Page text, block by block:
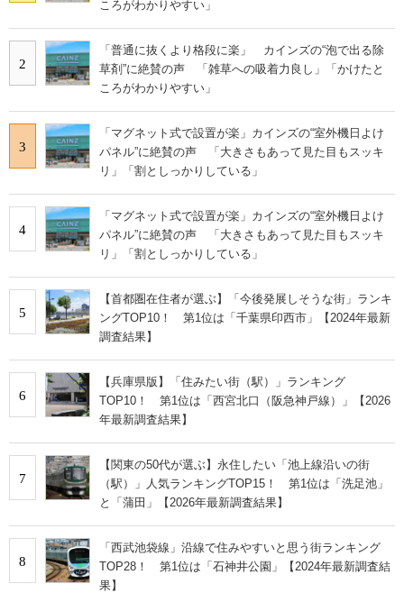
ころがわかりやすい」
2
「普通に抜くより格段に楽」 カインズの“泡で出る除
草剤”に絶賛の声 「雑草への吸着力良し」「かけたと
ころがわかりやすい」
3
「マグネット式で設置が楽」カインズの“室外機日よけ
パネル”に絶賛の声 「大きさもあって見た目もスッキ
リ」「割としっかりしている」
4
「マグネット式で設置が楽」カインズの“室外機日よけ
パネル”に絶賛の声 「大きさもあって見た目もスッキ
リ」「割としっかりしている」
5
【首都圏在住者が選ぶ】「今後発展しそうな街」ランキ
ングTOP10！ 第1位は「千葉県印西市」【2024年最新
調査結果】
6
【兵庫県版】「住みたい街（駅）」ランキング
TOP10！ 第1位は「西宮北口（阪急神戸線）」【2026
年最新調査結果】
7
【関東の50代が選ぶ】永住したい「池上線沿いの街
（駅）」人気ランキングTOP15！ 第1位は「洗足池」
と「蒲田」【2026年最新調査結果】
8
「西武池袋線」沿線で住みやすいと思う街ランキング
TOP28！ 第1位は「石神井公園」【2024年最新調査結
果】